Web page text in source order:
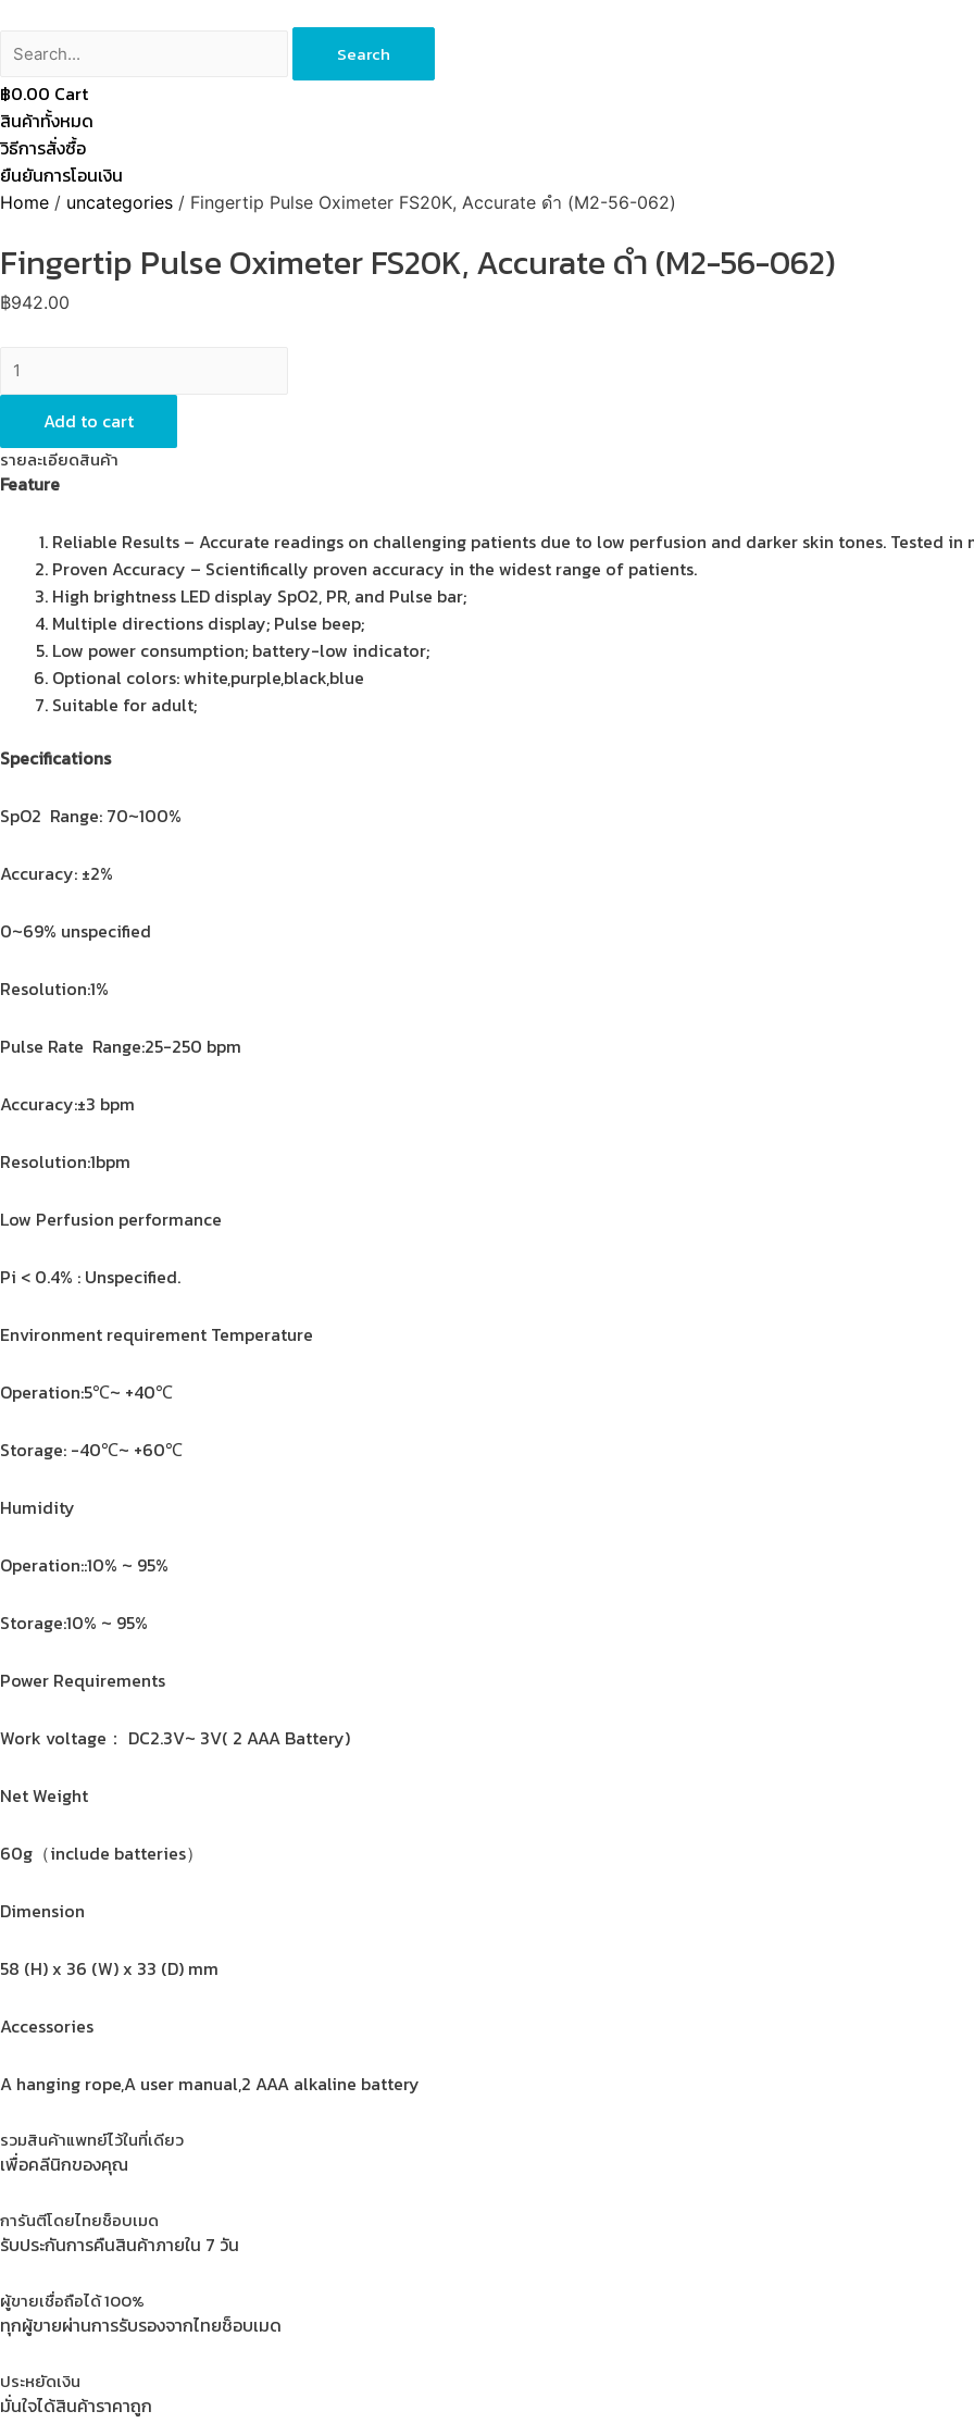
Search
฿0.00 Cart
สินค้าทั้งหมด
วิธีการสั่งซื้อ
ยืนยันการโอนเงิน
Home / uncategories / Fingertip Pulse Oximeter FS20K, Accurate ดำ (M2-56-062)
Fingertip Pulse Oximeter FS20K, Accurate ดำ (M2-56-062)
฿942.00
Fingertip
Oximeter
FS20K,
Accurate
ดำ
062)
quantity
Add to cart
รายละเอียดสินค้า
Feature
Reliable Results – Accurate readings on challenging patients due to low perfusion and darker skin tones. Tested in
Proven Accuracy – Scientifically proven accuracy in the widest range of patients.
High brightness LED display SpO2, PR, and Pulse bar;
Multiple directions display; Pulse beep;
Low power consumption; battery-low indicator;
Optional colors: white,purple,black,blue
Suitable for adult;
Specifications
SpO2 Range: 70~100%
Accuracy: ±2%
0~69% unspecified
Resolution:1%
Pulse Rate Range:25-250 bpm
Accuracy:±3 bpm
Resolution:1bpm
Low Perfusion performance
Pi < 0.4% : Unspecified.
Environment requirement Temperature
Operation:5℃~ +40℃
Storage: -40℃~ +60℃
Humidity
Operation::10% ~ 95%
Storage:10% ~ 95%
Power Requirements
Work voltage： DC2.3V~ 3V( 2 AAA Battery)
Net Weight
60g（include batteries）
Dimension
58 (H) x 36 (W) x 33 (D) mm
Accessories
A hanging rope,A user manual,2 AAA alkaline battery
รวมสินค้าแพทย์ไว้ในที่เดียว
เพื่อคลีนิกของคุณ
การันตีโดยไทยช็อบเมด
รับประกันการคืนสินค้าภายใน 7 วัน
ผู้ขายเชื่อถือได้ 100%
ทุกผู้ขายผ่านการรับรองจากไทยช็อบเมด
ประหยัดเงิน
มั่นใจได้สินค้าราคาถูก